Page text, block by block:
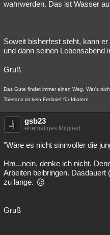
wahrwerden. Das ist Wasser
Soweit bisherfest steht, kann
und dann seinen Lebensabend
Gruß
Das Gute findet immer einen Weg. Wer's
Toleranz ist kein Freibrief für Idioten!
gsb23
ehemaliges Mitglied
"Wäre es nicht sinnvoller die
Hm...nein, denke ich nicht.
Arbeiten beibringen.
zu lange.
Gruß